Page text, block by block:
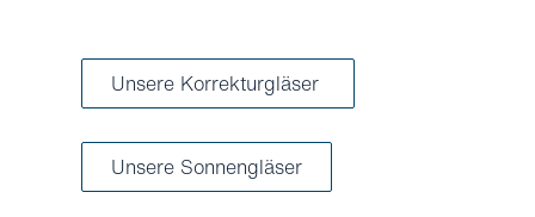
Unsere Korrekturgläser
Unsere Sonnengläser